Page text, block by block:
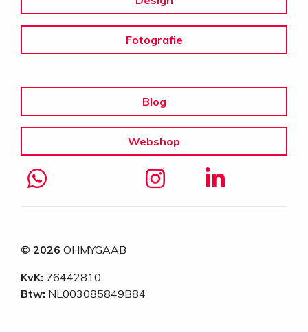
Fotografie
Blog
Webshop
© 2026 OHMYGAAB
KvK: 76442810
Btw: NL003085849B84